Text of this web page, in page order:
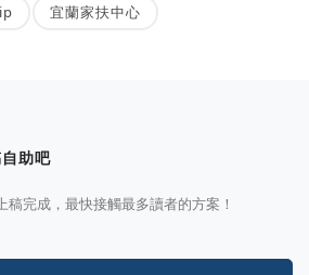
宜蘭家扶中心
助吧
完成，最快接觸最多讀者的方案！